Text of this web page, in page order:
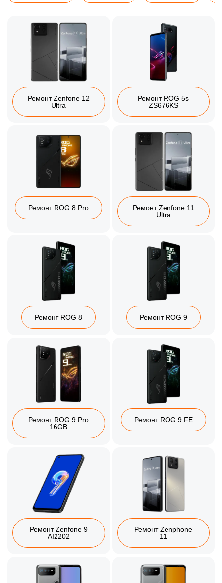
Ремонт Zenfone 12
Ultra
Ремонт ROG 5s
ZS676KS
Ремонт ROG 8 Pro
Ремонт Zenfone 11
Ultra
Ремонт ROG 8 Ремонт ROG 9
Ремонт ROG 9 Pro
16GB
Ремонт ROG 9 FE
Ремонт Zenfone 9
AI2202
Ремонт Zenphone
11